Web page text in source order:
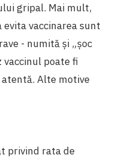
gripal. Mai mult,
vaccinarea sunt
- numită și „șoc
vaccinul poate fi
Alte motive
privind rata de